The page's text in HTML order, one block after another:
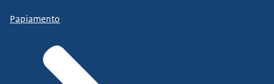
Papiamento